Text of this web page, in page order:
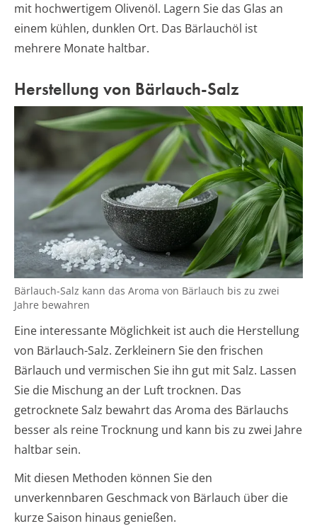
mit hochwertigem Olivenöl. Lagern Sie das Glas an
einem kühlen, dunklen Ort. Das Bärlauchöl ist
mehrere Monate haltbar.
Herstellung von Bärlauch-Salz
Bärlauch-Salz kann das Aroma von Bärlauch bis zu zwei
Jahre bewahren
Eine interessante Möglichkeit ist auch die Herstellung
von Bärlauch-Salz. Zerkleinern Sie den frischen
Bärlauch und vermischen Sie ihn gut mit Salz. Lassen
Sie die Mischung an der Luft trocknen. Das
getrocknete Salz bewahrt das Aroma des Bärlauchs
besser als reine Trocknung und kann bis zu zwei Jahre
haltbar sein.
Mit diesen Methoden können Sie den
unverkennbaren Geschmack von Bärlauch über die
kurze Saison hinaus genießen.